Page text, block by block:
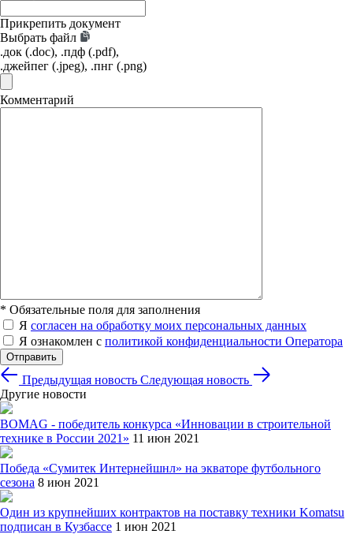
Прикрепить документ
Выбрать файл
.док (.doc), .пдф (.pdf),
.джейпег (.jpeg), .пнг (.png)
Комментарий
* Обязательные поля для заполнения
Я согласен на обработку моих персональных данных
Я ознакомлен с политикой конфиденциальности Оператора
Отправить
Предыдущая новость Следующая новость
Другие новости
BOMAG - победитель конкурса «Инновации в строительной
технике в России 2021» 11 июн 2021
Победа «Сумитек Интернейшнл» на экваторе футбольного
сезона 8 июн 2021
Один из крупнейших контрактов на поставку техники Komatsu
подписан в Кузбассе 1 июн 2021